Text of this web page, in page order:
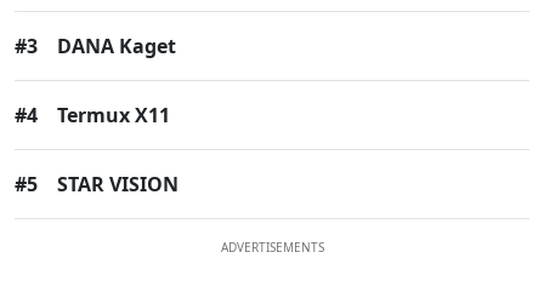
#3 DANA Kaget
#4 Termux X11
#5 STAR VISION
ADVERTISEMENTS